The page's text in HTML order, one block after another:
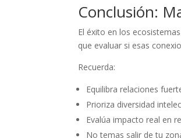
Conclusión:
El éxito en los
que evaluar si esas
Recuerda:
Equilibra relaciones
Prioriza diversidad
Evalúa impacto real en
No temas salir de tu